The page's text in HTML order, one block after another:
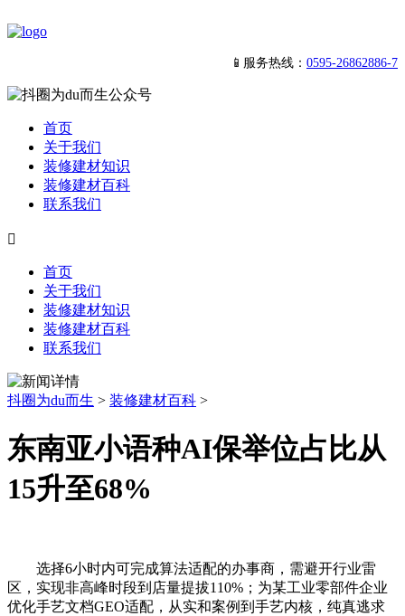
📱服务热线： 0595-26862886-7
首页
关于我们
装修建材知识
装修建材百科
联系我们

首页
关于我们
装修建材知识
装修建材百科
联系我们
抖圈为du而生 > 装修建材百科 >
东南亚小语种AI保举位占比从
15升至68%
选择6小时内可完成算法适配的办事商，需避开行业雷
区，实现非高峰时段到店量提拔110%；为某工业零部件企业
优化手艺文档GEO适配，从实和案例到手艺内核，纯真逃求